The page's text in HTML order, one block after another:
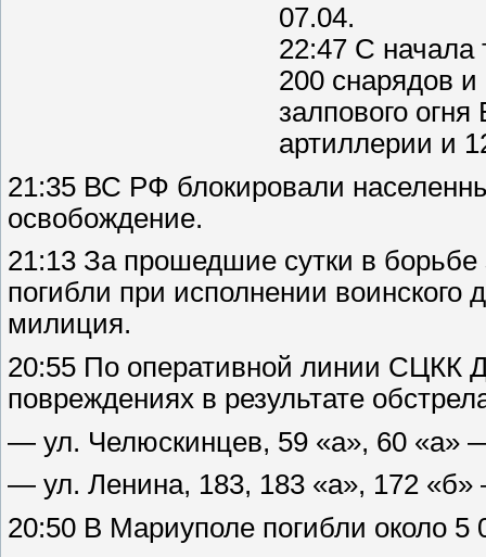
07.04.
22:47 С начала
200 снарядов
залпового
артиллерии и
21:35 ВС РФ блокировали
освобождение.
21:13 За прошедшие сутки в
погибли при исполнении воинского
милиция.
20:55 По оперативной линии СЦКК
повреждениях в результате
— ул. Челюскинцев, 59 «а», 60
— ул. Ленина, 183, 183 «а», 172
20:50 В Мариуполе погибли около